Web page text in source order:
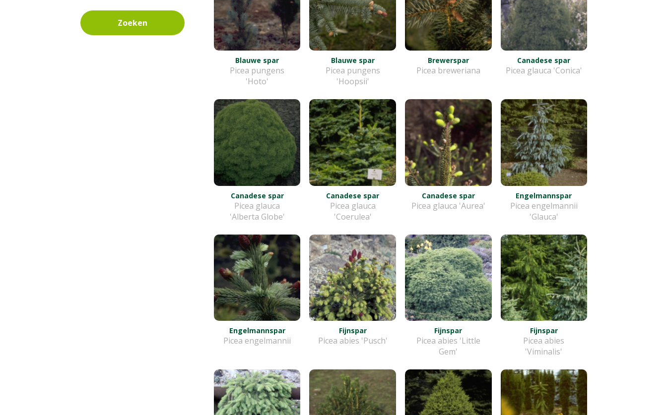
Blauwe spar
Picea pungens
'Hoto'
Blauwe spar
Picea pungens
'Hoopsii'
Brewerspar
Picea breweriana
Canadese spar
Picea glauca 'Conica'
Canadese spar
Picea glauca
'Alberta Globe'
Canadese spar
Picea glauca
'Coerulea'
Canadese spar
Picea glauca 'Aurea'
Engelmannspar
Picea engelmannii
'Glauca'
Engelmannspar
Picea engelmannii
Fijnspar
Picea abies 'Pusch'
Fijnspar
Picea abies 'Little
Gem'
Fijnspar
Picea abies
'Viminalis'